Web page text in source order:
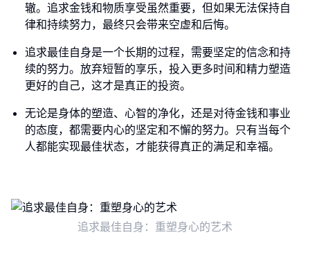
辙。追求金钱和物质享受虽然重要，但如果无法保持自
律和持续努力，最终只会带来空虚和后悔。
追求最佳自身是一个长期的过程，需要坚定的信念和持
续的努力。放弃短暂的享乐，投入更多时间和精力塑造
更好的自己，这才是真正的投资。
无论是身体的塑造、心智的净化，还是对待金钱和事业
的态度，都需要内心的坚定和不懈的努力。只有当每个
人都能实现最佳状态，才能获得真正的满足和幸福。
追求最佳自身：重塑身心的艺术